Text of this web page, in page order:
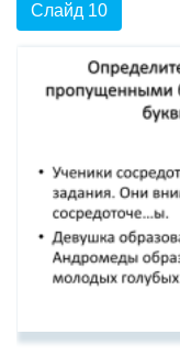
Слайд 10